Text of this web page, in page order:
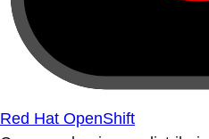
Red Hat OpenShift